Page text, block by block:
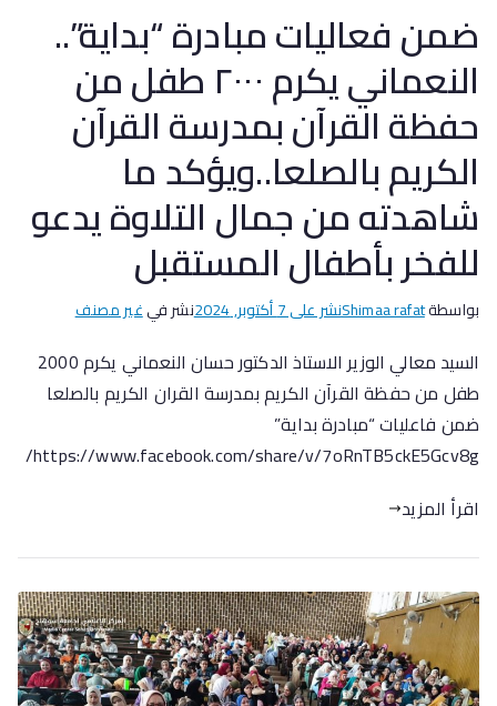
ضمن فعاليات مبادرة “بداية”..
النعماني يكرم ٢٠٠٠ طفل من
حفظة القرآن بمدرسة القرآن
الكريم بالصلعا..ويؤكد ما
شاهدته من جمال التلاوة يدعو
للفخر بأطفال المستقبل
بواسطةShimaa rafatنشر على7 أكتوبر, 2024 نشر فيغير مصنف
السيد معالي الوزير الاستاذ الدكتور حسان النعماني يكرم 2000
طفل من حفظة القرآن الكريم بمدرسة القران الكريم بالصلعا
ضمن فاعليات “مبادرة بداية”
https://www.facebook.com/share/v/7oRnTB5ckE5Gcv8g/
اقرأ المزيد